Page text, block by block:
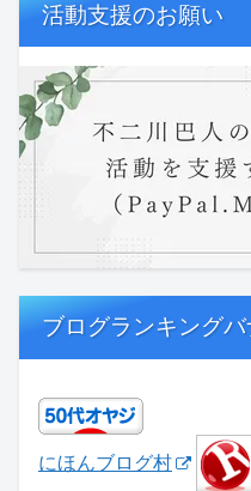
活動支援のお願い
ブログランキングバ
にほんブログ村